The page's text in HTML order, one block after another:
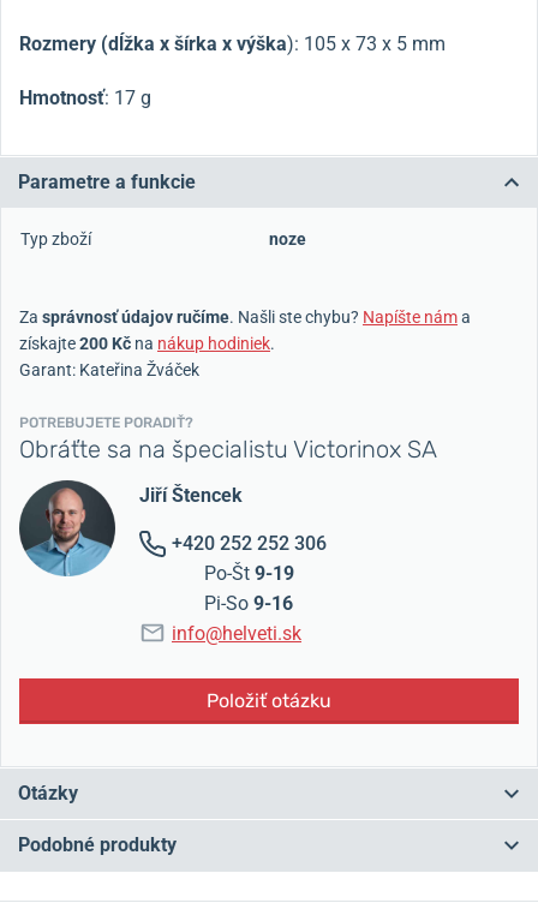
Rozmery (dĺžka x šírka x výška): 105 x 73 x 5 mm
Hmotnosť: 17 g
Parametre a funkcie
Typ zboží noze
Za správnosť údajov ručíme. Našli ste chybu? Napíšte náma
získajte200 Kč na nákup hodiniek.
Garant: Kateřina Žváček
POTREBUJETE PORADIŤ?
Obráťte sa na špecialistu Victorinox SA
Jiří Štencek
+420 252 252 306
Po-Št 9-19
Pi-So 9-16
info@helveti.sk
Položiť otázku
Otázky
Máte otázku? Zanechajte nám komentár
Podobné produkty